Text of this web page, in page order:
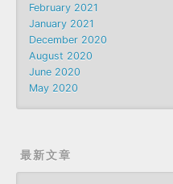
February 2021
January 2021
December 2020
August 2020
June 2020
May 2020
最新文章